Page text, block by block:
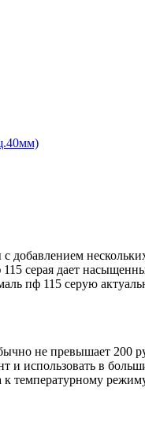
добавлением
серая дает
пф 115 серую
не превышает 200
и использовать в
температурному